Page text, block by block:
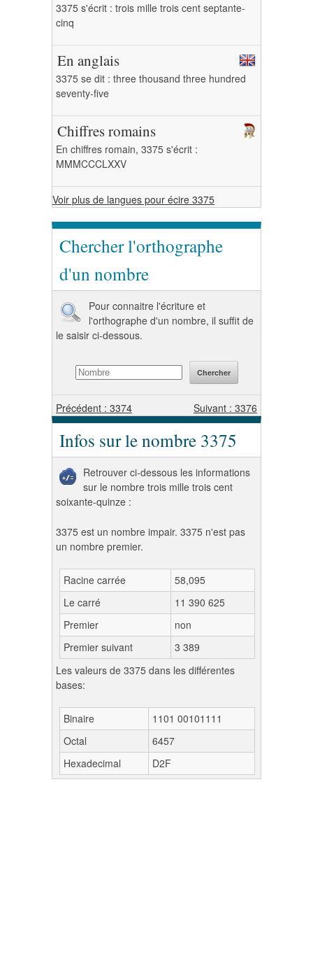
3375 s'écrit : trois mille trois cent septante-
cinq
En anglais
3375 se dit : three thousand three hundred
seventy-five
Chiffres romains
En chiffres romain, 3375 s'écrit :
MMMCCCLXXV
Voir plus de langues pour écire 3375
Chercher l'orthographe
d'un nombre
Pour connaitre l'écriture et
l'orthographe d'un nombre, il suffit de
le saisir ci-dessous.
Précédent : 3374 Suivant : 3376
Infos sur le nombre 3375
Retrouver ci-dessous les informations
sur le nombre trois mille trois cent
soixante-quinze :
3375 est un nombre impair. 3375 n'est pas
un nombre premier.
Racine carrée
58,095
Le carré
11 390 625
Premier
non
Premier suivant
3 389
Les valeurs de 3375 dans les différentes
bases:
Binaire
1101 00101111
Octal
6457
Hexadecimal
D2F